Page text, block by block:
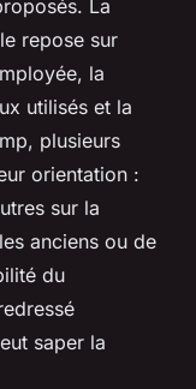
La
repose sur
la
utilisés et la
plusieurs
orientation :
sur la
anciens ou de
du
saper la